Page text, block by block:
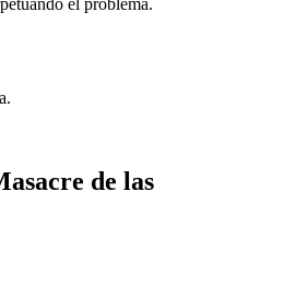
el problema.
de las